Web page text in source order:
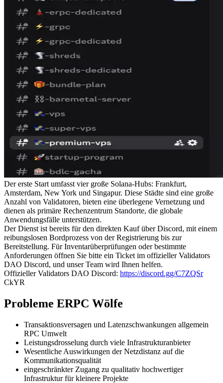
Der erste Start umfasst vier große Solana-Hubs: Frankfurt,
Amsterdam, New York und Singapur. Diese Städte sind eine große
Anzahl von Validatoren, bieten eine überlegene Vernetzung und
dienen als primäre Rechenzentrum Standorte, die globale
Anwendungsfälle unterstützen.
Der Dienst ist bereits für den direkten Kauf über Discord, mit einem
reibungslosen Bordprozess von der Registrierung bis zur
Bereitstellung. Für Inventarüberprüfungen oder bestimmte
Anforderungen öffnen Sie bitte ein Ticket im offizieller Validators
DAO Discord, und unser Team wird Ihnen helfen.
Offizieller Validators DAO Discord: https://discord.gg/C7ZQSr
CkYR
Probleme ERPC Wölfe
Transaktionsversagen und Latenzschwankungen allgemein
RPC Umwelt
Leistungsdrosselung durch viele Infrastrukturanbieter
Wesentliche Auswirkungen der Netzdistanz auf die
Kommunikationsqualität
eingeschränkter Zugang zu qualitativ hochwertiger
Infrastruktur für kleinere Projekte